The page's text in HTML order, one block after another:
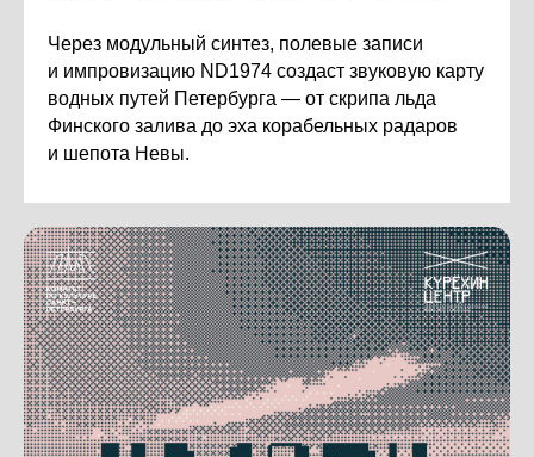
Через модульный синтез, полевые записи
и импровизацию ND1974 создаст звуковую карту
водных путей Петербурга — от скрипа льда
Финского залива до эха корабельных радаров
и шепота Невы.